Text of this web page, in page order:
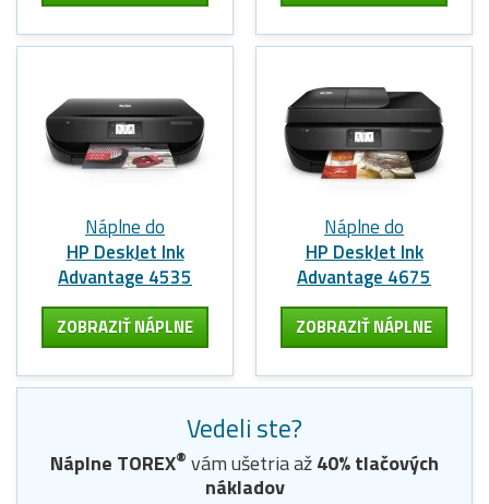
Náplne do
HP DeskJet Ink
Advantage 4535
ZOBRAZIŤ NÁPLNE
Náplne do
HP DeskJet Ink
Advantage 4675
ZOBRAZIŤ NÁPLNE
Vedeli ste?
Náplne TOREX® vám ušetria až40% tlačových
nákladov